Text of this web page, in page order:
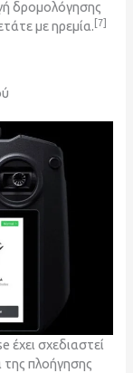
δρομολόγησης
με ηρεμία. [7]
σχεδιαστεί
της πλοήγησης